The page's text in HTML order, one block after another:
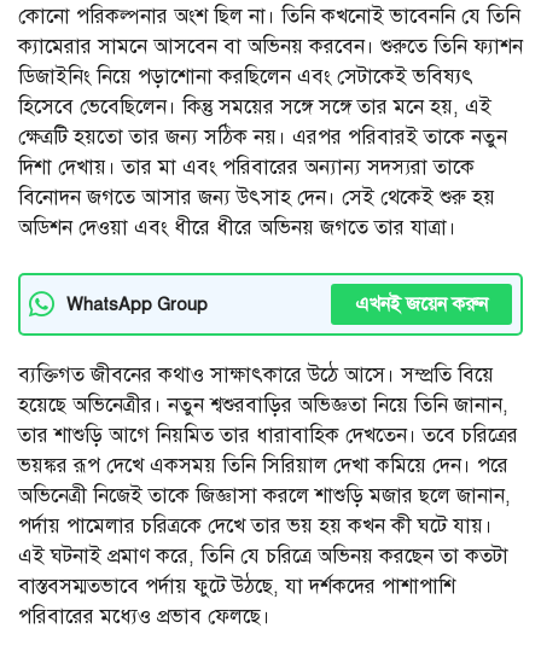
কোনো পরিকল্পনার অংশ ছিল না। তিনি কখনোই ভাবেননি যে তিনি
ক্যামেরার সামনে আসবেন বা অভিনয় করবেন। শুরুতে তিনি ফ্যাশন
ডিজাইনিং নিয়ে পড়াশোনা করছিলেন এবং সেটাকেই ভবিষ্যৎ
হিসেবে ভেবেছিলেন। কিন্তু সময়ের সঙ্গে সঙ্গে তার মনে হয়, এই
ক্ষেত্রটি হয়তো তার জন্য সঠিক নয়। এরপর পরিবারই তাকে নতুন
দিশা দেখায়। তার মা এবং পরিবারের অন্যান্য সদস্যরা তাকে
বিনোদন জগতে আসার জন্য উৎসাহ দেন। সেই থেকেই শুরু হয়
অডিশন দেওয়া এবং ধীরে ধীরে অভিনয় জগতে তার যাত্রা।
WhatsApp Group এখনই জয়েন করুন
ব্যক্তিগত জীবনের কথাও সাক্ষাৎকারে উঠে আসে। সম্প্রতি বিয়ে
হয়েছে অভিনেত্রীর। নতুন শ্বশুরবাড়ির অভিজ্ঞতা নিয়ে তিনি জানান,
তার শাশুড়ি আগে নিয়মিত তার ধারাবাহিক দেখতেন। তবে চরিত্রের
ভয়ঙ্কর রূপ দেখে একসময় তিনি সিরিয়াল দেখা কমিয়ে দেন। পরে
অভিনেত্রী নিজেই তাকে জিজ্ঞাসা করলে শাশুড়ি মজার ছলে জানান,
পর্দায় পামেলার চরিত্রকে দেখে তার ভয় হয় কখন কী ঘটে যায়।
এই ঘটনাই প্রমাণ করে, তিনি যে চরিত্রে অভিনয় করছেন তা কতটা
বাস্তবসম্মতভাবে পর্দায় ফুটে উঠছে, যা দর্শকদের পাশাপাশি
পরিবারের মধ্যেও প্রভাব ফেলছে।